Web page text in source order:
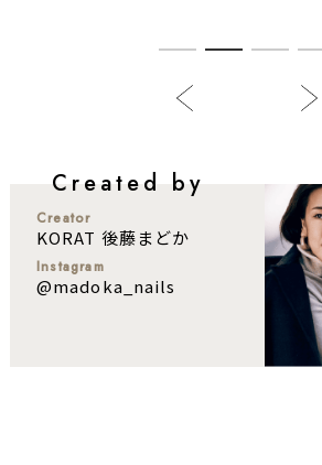
Created by
Creator
KORAT 後藤まどか
Instagram
@madoka_nails